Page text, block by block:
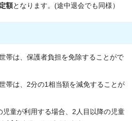
定額となります。(途中退会でも同様）
帯は、保護者負担を免除することがで
帯は、2分の1相当額を減免することが
児童が利用する場合、2人目以降の児童